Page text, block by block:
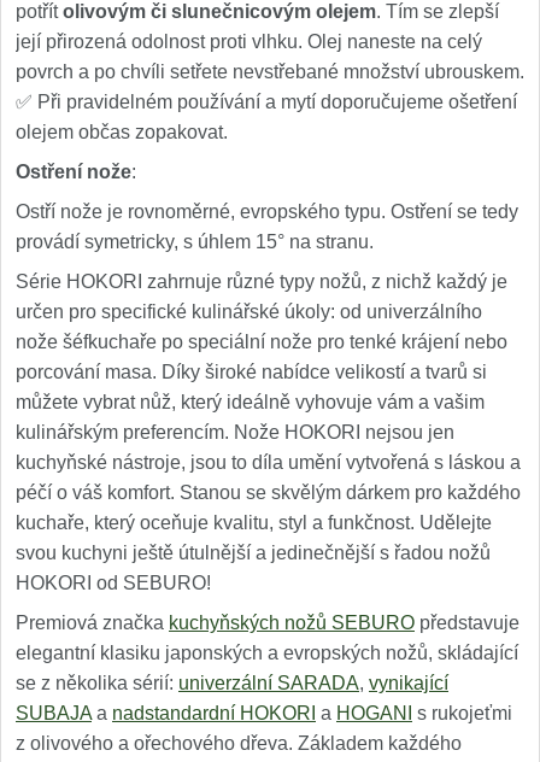
potřítolivovým či slunečnicovým olejem. Tím se zlepší
její přirozená odolnost proti vlhku. Olej naneste na celý
povrch a po chvíli setřete nevstřebané množství ubrouskem.
✅ Při pravidelném používání a mytí doporučujeme ošetření
olejem občas zopakovat.
Ostření nože:
Ostří nože je rovnoměrné, evropského typu. Ostření se tedy
provádí symetricky, s úhlem 15° na stranu.
Série HOKORI zahrnuje různé typy nožů, z nichž každý je
určen pro specifické kulinářské úkoly: od univerzálního
nože šéfkuchaře po speciální nože pro tenké krájení nebo
porcování masa. Díky široké nabídce velikostí a tvarů si
můžete vybrat nůž, který ideálně vyhovuje vám a vašim
kulinářským preferencím. Nože HOKORI nejsou jen
kuchyňské nástroje, jsou to díla umění vytvořená s láskou a
péčí o váš komfort. Stanou se skvělým dárkem pro každého
kuchaře, který oceňuje kvalitu, styl a funkčnost. Udělejte
svou kuchyni ještě útulnější a jedinečnější s řadou nožů
HOKORI od SEBURO!
Premiová značka kuchyňských nožů SEBURO představuje
elegantní klasiku japonských a evropských nožů, skládající
se z několika sérií: univerzální SARADA, vynikající
SUBAJA a nadstandardní HOKORI a HOGANI
s rukojeťmi
z olivového a ořechového dřeva. Základem každého